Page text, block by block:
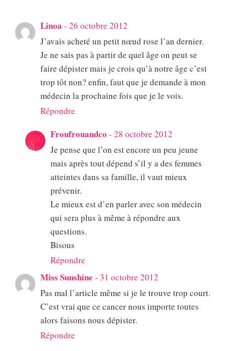
Linoa - 26 octobre 2012
J’avais acheté un petit nœud rose l’an dernier.
Je ne sais pas à partir de quel âge on peut se
faire dépister mais je crois qu’à notre âge c’est
trop tôt non? enfin, faut que je demande à mon
médecin la prochaine fois que je le vois.
Répondre
Froufrouandco - 28 octobre 2012
Je pense que l’on est encore un peu jeune
mais après tout dépend s’il y a des femmes
atteintes dans sa famille, il vaut mieux
prévenir.
Le mieux est d’en parler avec son médecin
qui sera plus à même à répondre aux
questions.
Bisous
Répondre
Miss Sunshine - 31 octobre 2012
Pas mal l’article même si je le trouve trop court.
C’est vrai que ce cancer nous importe toutes
alors faisons nous dépister.
Répondre